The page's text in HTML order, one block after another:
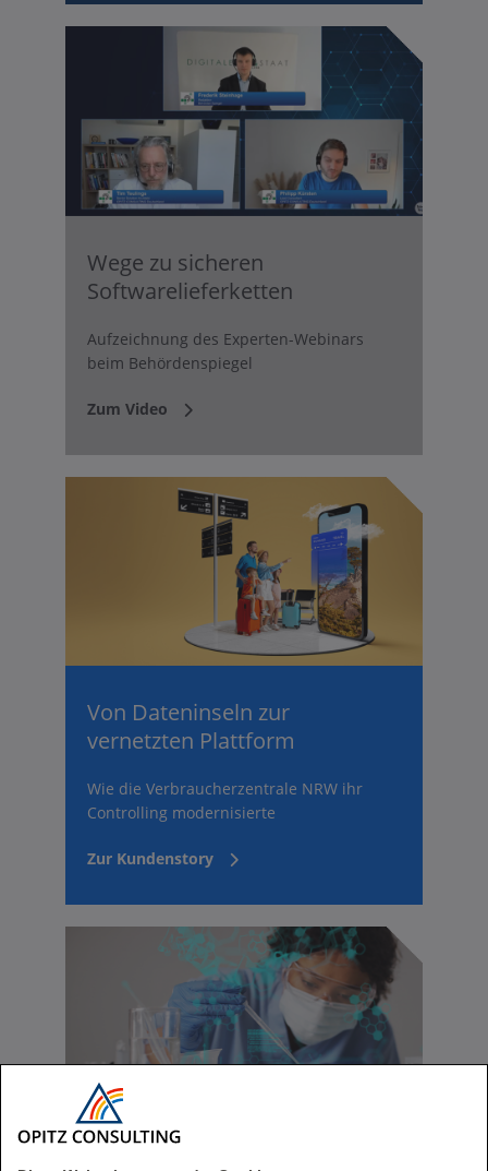
Wege zu sicheren
Softwarelieferketten
Aufzeichnung des Experten-Webinars
beim Behördenspiegel
Zum Video
Von Dateninseln zur
vernetzten Plattform
Wie die Verbraucherzentrale NRW ihr
Controlling modernisierte
Zur Kundenstory